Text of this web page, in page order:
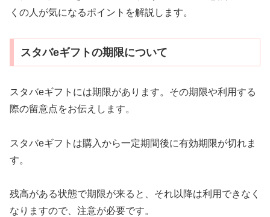
くの人が気になるポイントを解説します。
スタバeギフトの期限について
スタバeギフトには期限があります。その期限や利用する
際の留意点をお伝えします。
スタバeギフトは購入から一定期間後に有効期限が切れま
す。
残高がある状態で期限が来ると、それ以降は利用できなく
なりますので、注意が必要です。